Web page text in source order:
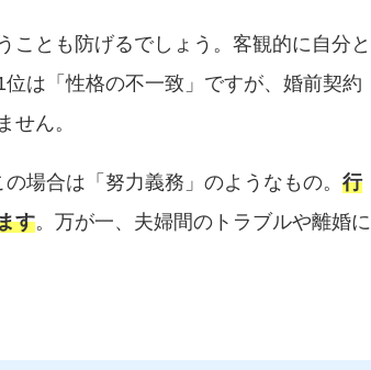
ことも防げるでしょう。客観的に自分と
は「性格の不一致」ですが、婚前契約
せん。
場合は「努力義務」のようなもの。 行
す。万が一、夫婦間のトラブルや離婚に